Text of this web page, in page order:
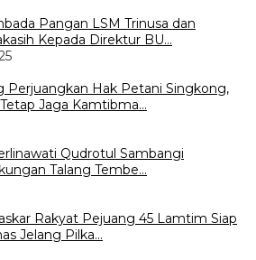
Pangan LSM Trinusa dan
Kepada Direktur BU…
Perjuangkan Hak Petani Singkong,
Jaga Kamtibma…
Qudrotul Sambangi
Talang Tembe…
Rakyat Pejuang 45 Lamtim Siap
Jelang Pilka…